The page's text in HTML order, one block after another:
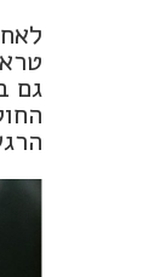
גם